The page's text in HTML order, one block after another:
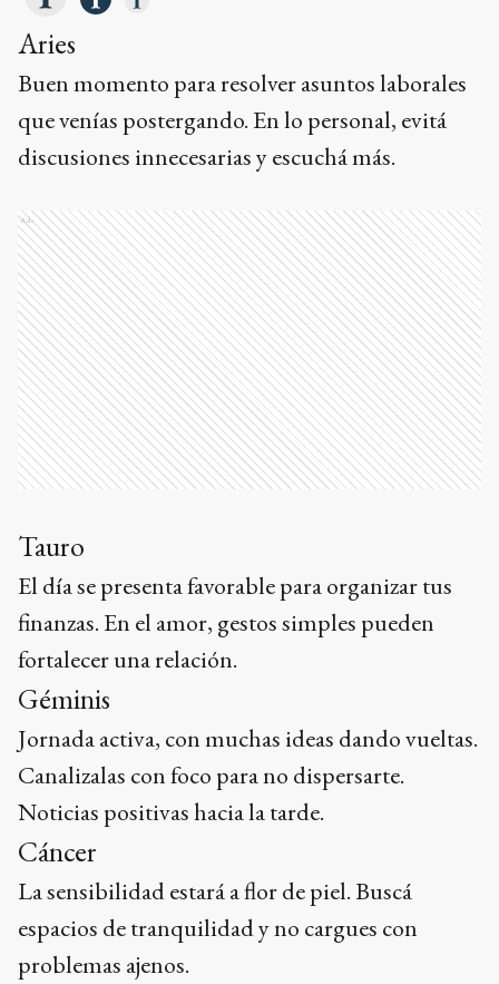
Aries
Buen momento para resolver asuntos laborales
que venías postergando. En lo personal, evitá
discusiones innecesarias y escuchá más.
Ads
Tauro
El día se presenta favorable para organizar tus
finanzas. En el amor, gestos simples pueden
fortalecer una relación.
Géminis
Jornada activa, con muchas ideas dando vueltas.
Canalizalas con foco para no dispersarte.
Noticias positivas hacia la tarde.
Cáncer
La sensibilidad estará a flor de piel. Buscá
espacios de tranquilidad y no cargues con
problemas ajenos.